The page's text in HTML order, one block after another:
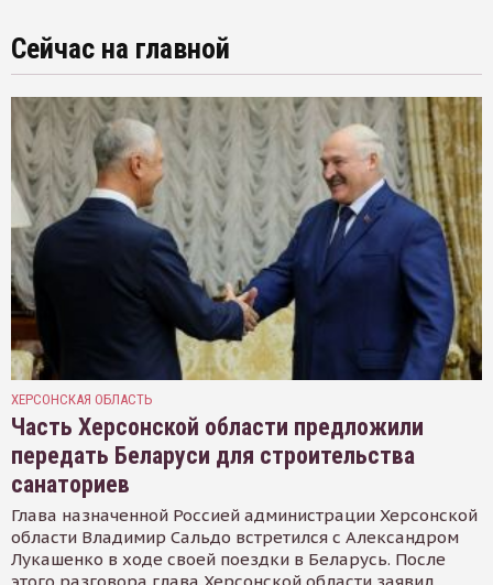
Сейчас на главной
ХЕРСОНСКАЯ ОБЛАСТЬ
Часть Херсонской области предложили
передать Беларуси для строительства
санаториев
Глава назначенной Россией администрации Херсонской
области Владимир Сальдо встретился с Александром
Лукашенко в ходе своей поездки в Беларусь. После